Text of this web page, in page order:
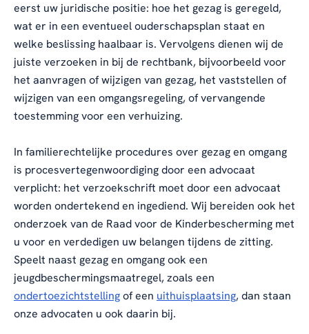
eerst uw juridische positie: hoe het gezag is geregeld,
wat er in een eventueel ouderschapsplan staat en
welke beslissing haalbaar is. Vervolgens dienen wij de
juiste verzoeken in bij de rechtbank, bijvoorbeeld voor
het aanvragen of wijzigen van gezag, het vaststellen of
wijzigen van een omgangsregeling, of vervangende
toestemming voor een verhuizing.
In familierechtelijke procedures over gezag en omgang
is procesvertegenwoordiging door een advocaat
verplicht: het verzoekschrift moet door een advocaat
worden ondertekend en ingediend. Wij bereiden ook het
onderzoek van de Raad voor de Kinderbescherming met
u voor en verdedigen uw belangen tijdens de zitting.
Speelt naast gezag en omgang ook een
jeugdbeschermingsmaatregel, zoals een
ondertoezichtstellingof een uithuisplaatsing, dan staan
onze advocaten u ook daarin bij.